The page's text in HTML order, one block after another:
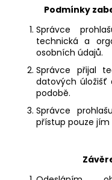
Podmínky
Správce
technická a
osobních údajů.
Správce přijal
datových úložišť
podobě.
Správce
přístup pouze jím